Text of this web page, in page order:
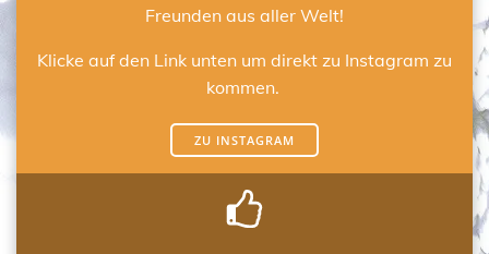
Freunden aus aller Welt!
Klicke auf den Link unten um direkt zu Instagram zu
kommen.
ZU INSTAGRAM